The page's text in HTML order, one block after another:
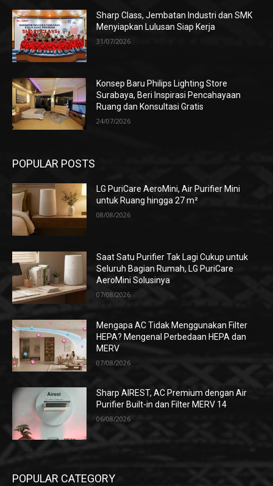
Sharp Class, Jembatan Industri dan SMK
Menyiapkan Lulusan Siap Kerja
31/07/2026
Konsep Baru Philips Lighting Store
Surabaya, Beri Inspirasi Pencahayaan
Ruang dan Konsultasi Gratis
24/07/2026
POPULAR POSTS
LG PuriCare AeroMini, Air Purifier Mini
untuk Ruang hingga 27 m²
08/08/2026
Saat Satu Purifier Tak Lagi Cukup untuk
Seluruh Bagian Rumah, LG PuriCare
AeroMini Solusinya
07/08/2026
Mengapa AC Tidak Menggunakan Filter
HEPA? Mengenal Perbedaan HEPA dan
MERV
07/08/2026
Sharp AIREST, AC Premium dengan Air
Purifier Built-in dan Filter MERV 14
06/08/2026
POPULAR CATEGORY